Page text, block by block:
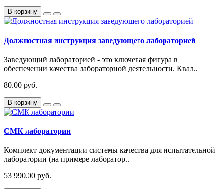
В корзину
Должностная инструкция заведующего лабораторией
Заведующий лабораторией - это ключевая фигура в
обеспечении качества лабораторной деятельности. Квал..
80.00 руб.
В корзину
СМК лаборатории
Комплект документации системы качества для испытательной
лаборатории (на примере лаборатор..
53 990.00 руб.